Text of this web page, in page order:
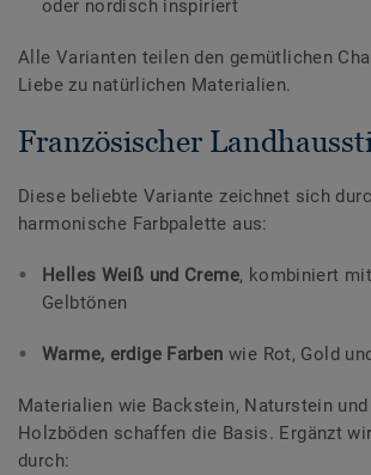
oder nordisch inspiriert
Alle Varianten teilen den gemütlichen
Liebe zu natürlichen Materialien.
Französischer
Diese beliebte Variante zeichnet sich
harmonische Farbpalette aus:
Helles Weiß und Creme, kombiniert
Gelbtönen
Warme, erdige Farben wie Rot, Gold
Materialien wie Backstein, Naturstein
Holzböden schaffen die Basis. Ergänzt
durch: